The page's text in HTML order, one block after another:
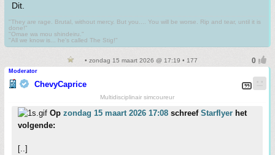
Dit.
"They are rage. Brutal, without mercy. But you.... You will be worse. Rip and tear, until it is
done!"
"Omae wa mou shindeiru."
"All we know is... he's called The Stig!"
• zondag 15 maart 2026 @ 17:19 • 177
Moderator
ChevyCaprice
Multidisciplinair simcoureur
Op zondag 15 maart 2026 17:08 schreef Starflyer het
volgende:
[..]